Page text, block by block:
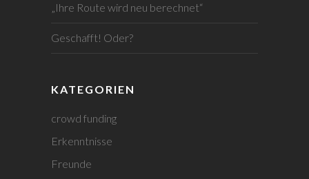
„Ihre Route wird neu berechnet“
Geschafft! Oder?
KATEGORIEN
crowd funding
Erkenntnisse
Freunde